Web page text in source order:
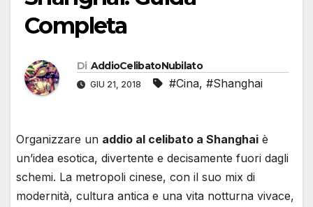
Completa
Di AddioCelibatoNubilato
GIU 21, 2018 #Cina, #Shanghai
Organizzare un addio al celibato a Shanghai è
un’idea esotica, divertente e decisamente fuori dagli
schemi. La metropoli cinese, con il suo mix di
modernità, cultura antica e una vita notturna vivace,